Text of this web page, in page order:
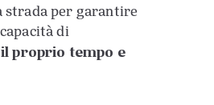
strada per garantire
di
proprio tempo e